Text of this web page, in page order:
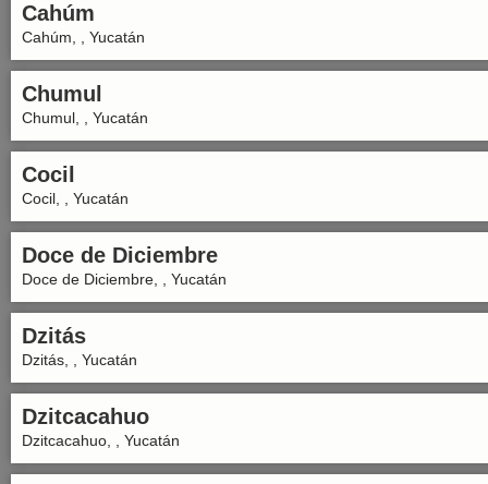
Cahúm
Cahúm, , Yucatán
Chumul
Chumul, , Yucatán
Cocil
Cocil, , Yucatán
Doce de Diciembre
Doce de Diciembre, , Yucatán
Dzitás
Dzitás, , Yucatán
Dzitcacahuo
Dzitcacahuo, , Yucatán